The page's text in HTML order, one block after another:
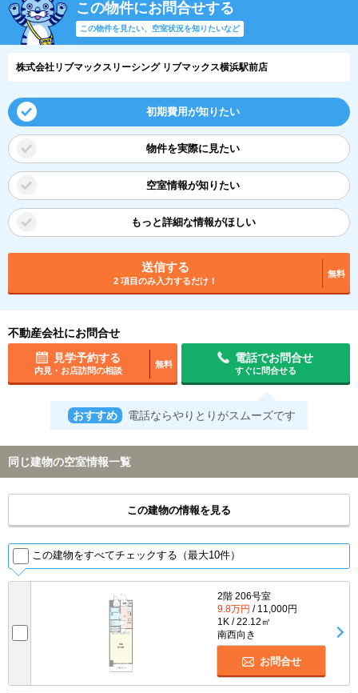
この物件にお問合せする
この物件を見たい、空室状況を知りたいなど
株式会社リブマックスリーシング リブマックス横浜駅前店
初期費用が知りたい
物件を実際に見たい
空室情報が知りたい
もっと詳細な情報がほしい
送信する
2 項目のみ入力するだけ！
無料
不動産会社にお問合せ
見学予約する
内見・お店訪問の相談
無料
電話でお問合せ
すぐに問合せる
おすすめ 電話ならやりとりがスムーズです
同じ建物の空室情報一覧
この建物の情報を見る
この建物をすべてチェックする（最大10件）
2階 206号室
9.8万円 / 11,000円
1K / 22.12㎡
南西向き
お問合せ